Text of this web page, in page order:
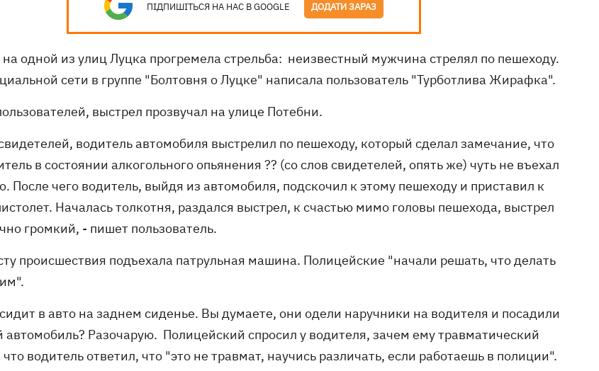
ПІДПИШІТЬСЯ НА НАС В GOOGLE ДОДАТИ ЗАРАЗ
одной из улиц Луцка прогремела стрельба: неизвестный мужчина стрелял по пешеходу.
сети в группе "Болтовня о Луцке" написала пользователь "Турботлива Жирафка".
выстрел прозвучал на улице Потебни.
водитель автомобиля выстрелил по пешеходу, который сделал замечание, что
в состоянии алкогольного опьянения ?? (со слов свидетелей, опять же) чуть не въехал
После чего водитель, выйдя из автомобиля, подскочил к этому пешеходу и приставил к
Началась толкотня, раздался выстрел, к счастью мимо головы пешехода, выстрел
громкий, - пишет пользователь.
происшествия подъехала патрульная машина. Полицейские "начали решать, что делать
в авто на заднем сиденье. Вы думаете, они одели наручники на водителя и посадили
автомобиль? Разочарую. Полицейский спросил у водителя, зачем ему травматический
что водитель ответил, что "это не травмат, научись различать, если работаешь в полиции".